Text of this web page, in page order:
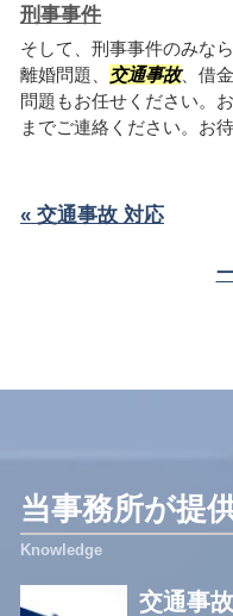
刑事事件
そして、刑事事件のみな
離婚問題、 交通事故、借
問題もお任せください。
までご連絡ください。お
« 交通事故 対応
当事務所が提
交通事故